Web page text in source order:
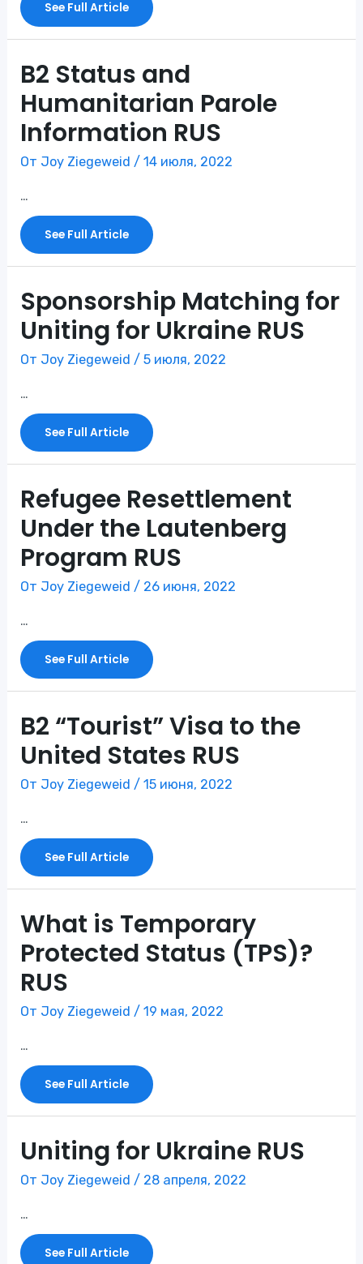
Process
Ukrainians
Fleeing
And
Seeking
Safety
The
United
States
RUS
See Full Article
B2 Status and
Humanitarian Parole
Information RUS
От Joy Ziegeweid /14 июля, 2022
…
Status
Humanitarian
Parole
See Full Article
Sponsorship Matching for
Uniting for Ukraine RUS
От Joy Ziegeweid/5 июля, 2022
…
Sponsorship
Matching
Uniting
For
RUS
See Full Article
Refugee Resettlement
Under the Lautenberg
Program RUS
От Joy Ziegeweid/ 26 июня, 2022
…
Refugee
Resettlement
The
Lautenberg
RUS
See Full Article
B2 “Tourist” Visa to the
United States RUS
От Joy Ziegeweid/15 июня, 2022
…
“Tourist”
To
The
States
RUS
See Full Article
What is Temporary
Protected Status (TPS)?
RUS
От Joy Ziegeweid/19 мая, 2022
…
Is
Protected
Status
RUS
See Full Article
Uniting for Ukraine RUS
От Joy Ziegeweid/ 28 апреля, 2022
…
Uniting
For
See Full Article